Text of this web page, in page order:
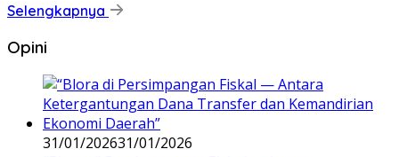
Selengkapnya
Opini
31/01/202631/01/2026